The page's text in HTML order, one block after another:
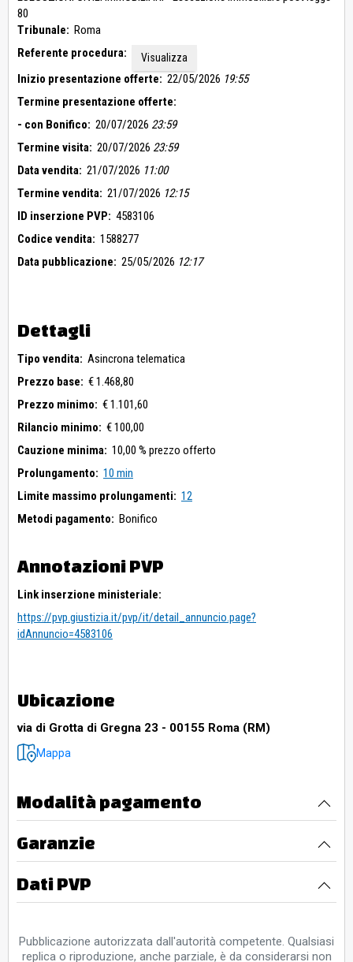
Roma e a tal fine è richiesto di allegare all’offerta di vendita
apposita dichiarazione completa del titolo in virtù del quale si
intende asservire quella oggetto di eventuale aggiudicazione,
redatta secondo il modello allegato all’ordinanza di vendita.
L’unità immobiliare è nella disponibilità della parte esecutata e
sarà liberato all’aggiudicazione su richiesta
dell’aggiudicatario.
Il tutto come meglio descritto nell’elaborato peritale in atti.
80
Tribunale: Roma
Referente procedura:
Visualizza
Inizio presentazione offerte: 22/05/2026 19:55
Termine presentazione offerte:
- con Bonifico: 20/07/2026 23:59
Termine visita: 20/07/2026 23:59
Data vendita: 21/07/2026 11:00
Termine vendita: 21/07/2026 12:15
ID inserzione PVP: 4583106
Codice vendita: 1588277
Data pubblicazione: 25/05/2026 12:17
Dettagli
Tipo vendita: Asincrona telematica
Prezzo base: € 1.468,80
Prezzo minimo: € 1.101,60
Rilancio minimo: € 100,00
Cauzione minima: 10,00 % prezzo offerto
Prolungamento: 10 min
Limite massimo prolungamenti: 12
Metodi pagamento: Bonifico
Annotazioni PVP
Link inserzione ministeriale:
https://pvp.giustizia.it/pvp/it/detail_annuncio.page?
idAnnuncio=4583106
Ubicazione
via di Grotta di Gregna 23 - 00155 Roma (RM)
Mappa
Modalità pagamento
Garanzie
Dati PVP
Pubblicazione autorizzata dall'autorità competente. Qualsiasi
replica o riproduzione, anche parziale, è da considerarsi non